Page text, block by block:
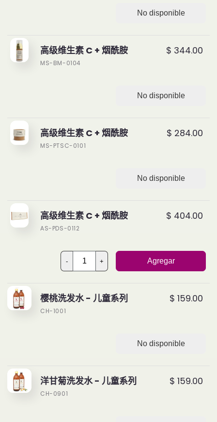
No disponible
高级维生素 C + 烟酰胺 $ 344.00
MS-BM-0104
No disponible
高级维生素 C + 烟酰胺 $ 284.00
MS-PTSC-0101
No disponible
高级维生素 C + 烟酰胺 $ 404.00
AS-PDS-0112
- + Agregar
樱桃洗发水 - 儿童系列 $ 159.00
CH-1001
No disponible
洋甘菊洗发水 - 儿童系列 $ 159.00
CH-0901